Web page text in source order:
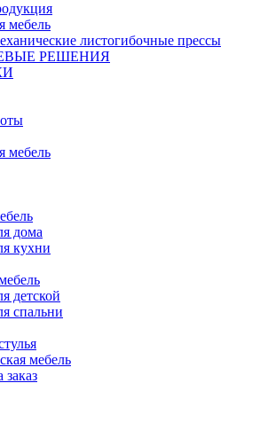
мебель
листогибочные прессы
РЕШЕНИЯ
мебель
дома
кухни
детской
спальни
мебель